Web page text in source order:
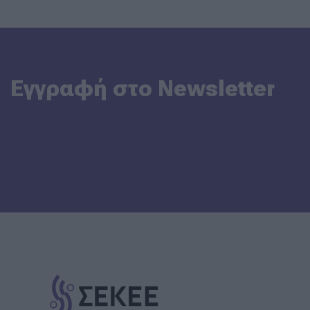
Εγγραφή στο Newsletter